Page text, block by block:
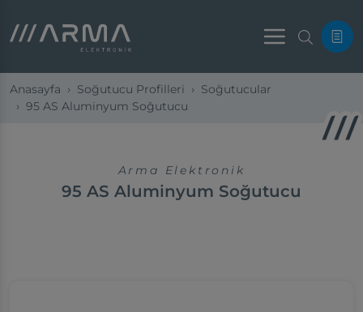
Menu
Anasayfa Soğutucu Profilleri
Soğutucular
95 AS Aluminyum Soğutucu
Arma Elektronik
95 AS Aluminyum Soğutucu